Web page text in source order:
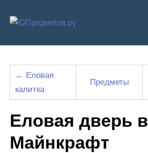
← Еловая
калитка
Предметы
Еловая дверь в
Майнкрафт